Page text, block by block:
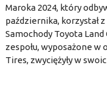
Maroka 2024, który
października, korzystał
Samochody Toyota Land
zespołu, wyposażone
Tires, zwyciężyły w